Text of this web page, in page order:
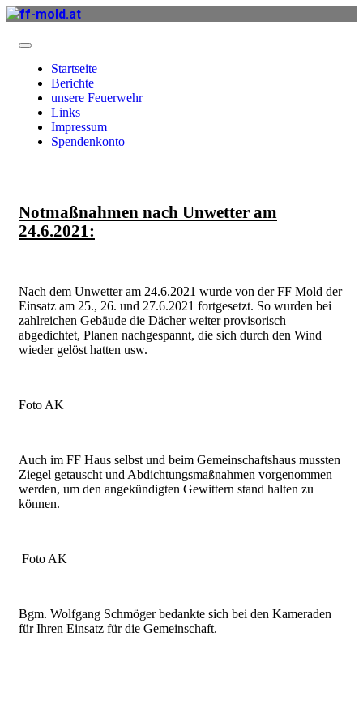
Startseite
Berichte
unsere Feuerwehr
Links
Impressum
Spendenkonto
Notmaßnahmen nach Unwetter am
24.6.2021:
Nach dem Unwetter am 24.6.2021 wurde von der FF Mold der
Einsatz am 25., 26. und 27.6.2021 fortgesetzt. So wurden bei
zahlreichen Gebäude die Dächer weiter provisorisch
abgedichtet, Planen nachgespannt, die sich durch den Wind
wieder gelöst hatten usw.
Foto AK
Auch im FF Haus selbst und beim Gemeinschaftshaus mussten
Ziegel getauscht und Abdichtungsmaßnahmen vorgenommen
werden, um den angekündigten Gewittern stand halten zu
können.
Foto AK
Bgm. Wolfgang Schmöger bedankte sich bei den Kameraden
für Ihren Einsatz für die Gemeinschaft.